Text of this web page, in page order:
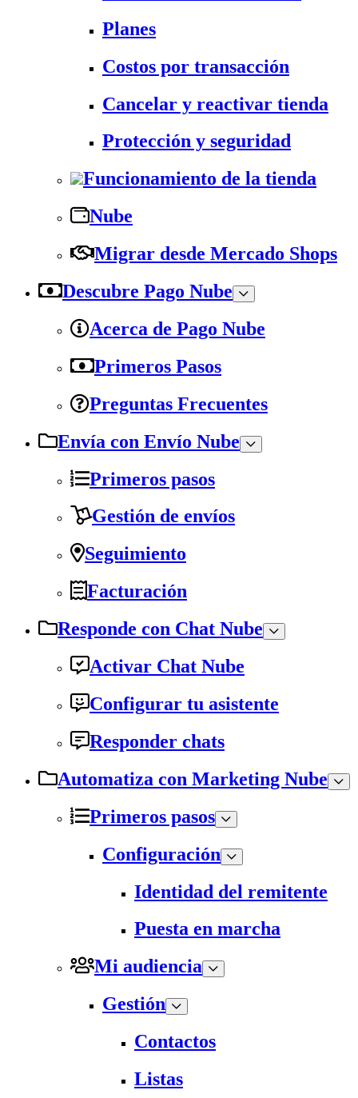
Planes
Costos por transacción
Cancelar y reactivar tienda
Protección y seguridad
Funcionamiento de la tienda
Nube
Migrar desde Mercado Shops
Descubre Pago Nube
Acerca de Pago Nube
Primeros Pasos
Preguntas Frecuentes
Envía con Envío Nube
Primeros pasos
Gestión de envíos
Seguimiento
Facturación
Responde con Chat Nube
Activar Chat Nube
Configurar tu asistente
Responder chats
Automatiza con Marketing Nube
Primeros pasos
Configuración
Identidad del remitente
Puesta en marcha
Mi audiencia
Gestión
Contactos
Listas